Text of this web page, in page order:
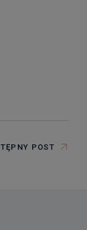
POST